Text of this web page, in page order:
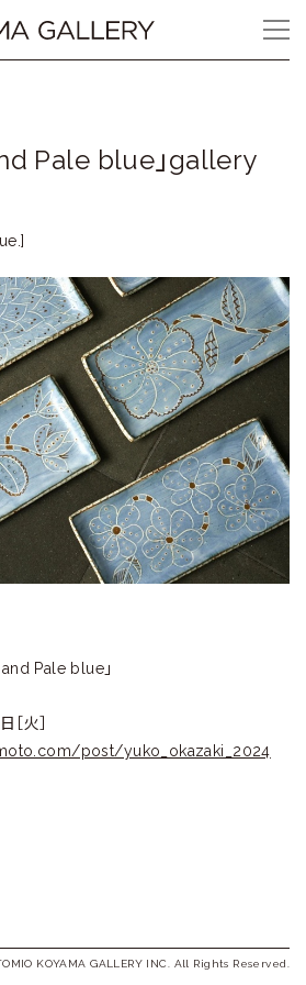
Pale blue」gallery
Pale blue」
火］
post/yuko_okazaki_2024
KOYAMA GALLERY INC. All Rights Reserved.